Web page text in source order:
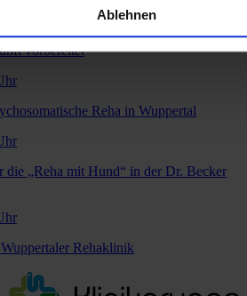
Ablehnen
2030: Wie sich die Dr. Becker Klinik
vorbereitet
Reha in Wuppertal
die „Reha mit Hund“ in der Dr. Becker
Rehaklinik